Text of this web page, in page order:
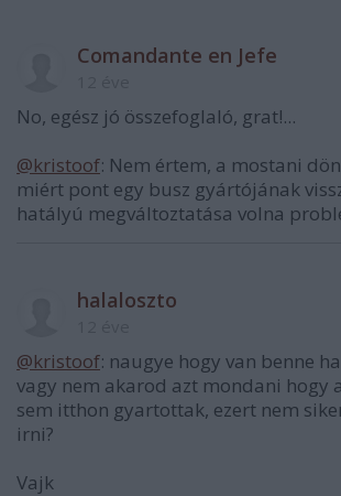
Comandante en Jefe
No, egész jó összefoglaló, grat!...
@kristoof: Nem értem, a mostani
miért pont egy busz gyártójának
hatályú megváltoztatása volna
halaloszto
@kristoof: naugye hogy van benne
vagy nem akarod azt mondani hogy
sem itthon gyartottak, ezert nem
irni?
Vajk